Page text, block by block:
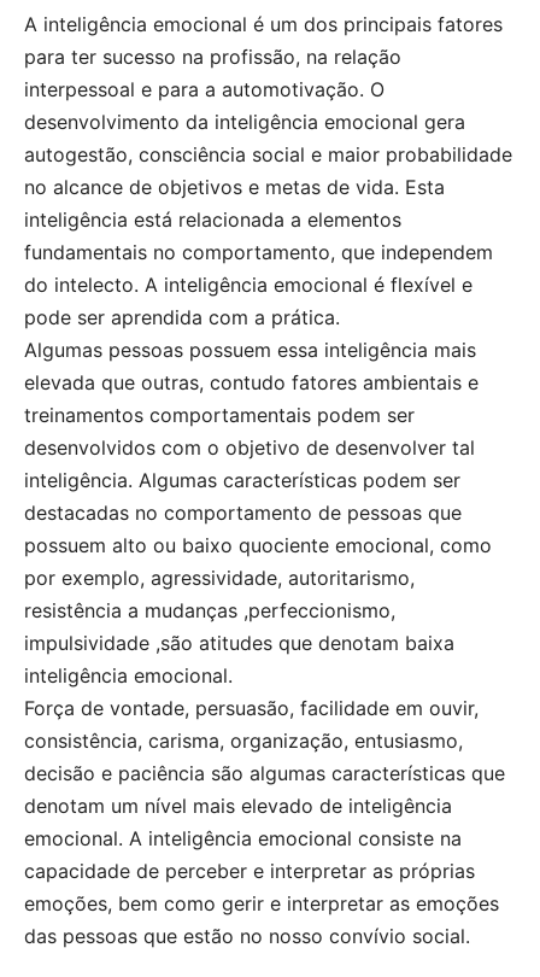
A inteligência emocional é um dos principais fatores
para ter sucesso na profissão, na relação
interpessoal e para a automotivação. O
desenvolvimento da inteligência emocional gera
autogestão, consciência social e maior probabilidade
no alcance de objetivos e metas de vida. Esta
inteligência está relacionada a elementos
fundamentais no comportamento, que independem
do intelecto. A inteligência emocional é flexível e
pode ser aprendida com a prática.
Algumas pessoas possuem essa inteligência mais
elevada que outras, contudo fatores ambientais e
treinamentos comportamentais podem ser
desenvolvidos com o objetivo de desenvolver tal
inteligência. Algumas características podem ser
destacadas no comportamento de pessoas que
possuem alto ou baixo quociente emocional, como
por exemplo, agressividade, autoritarismo,
resistência a mudanças ,perfeccionismo,
impulsividade ,são atitudes que denotam baixa
inteligência emocional.
Força de vontade, persuasão, facilidade em ouvir,
consistência, carisma, organização, entusiasmo,
decisão e paciência são algumas características que
denotam um nível mais elevado de inteligência
emocional. A inteligência emocional consiste na
capacidade de perceber e interpretar as próprias
emoções, bem como gerir e interpretar as emoções
das pessoas que estão no nosso convívio social.